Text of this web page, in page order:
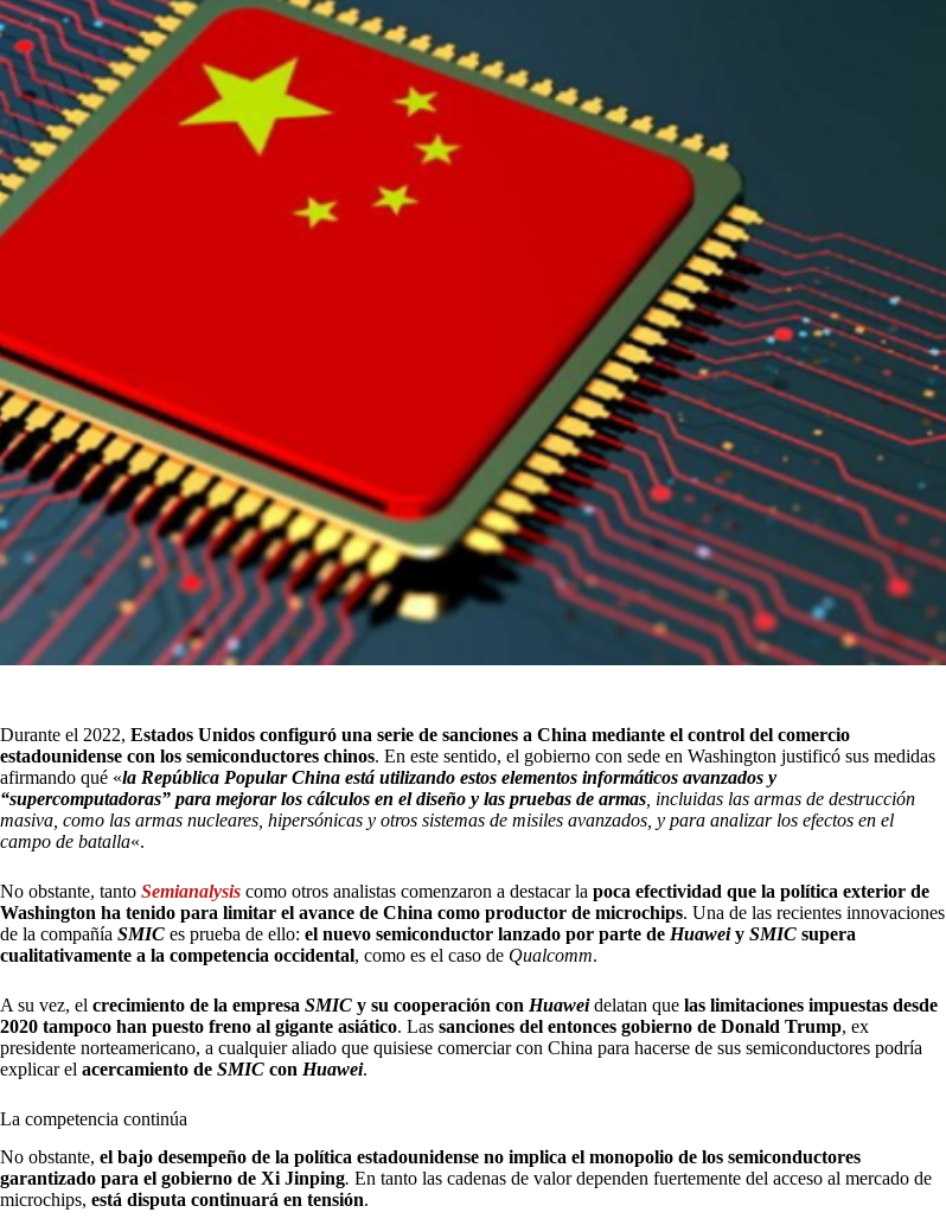
Durante el 2022, Estados Unidos configuró una serie de sanciones a China mediante el control del comercio
estadounidense con los semiconductores chinos. En este sentido, el gobierno con sede en Washington justificó sus medidas
afirmando qué «la República Popular China está utilizando estos elementos informáticos avanzados y
“supercomputadoras” para mejorar los cálculos en el diseño y las pruebas de armas , incluidas las armas de destrucción
masiva, como las armas nucleares, hipersónicas y otros sistemas de misiles avanzados, y para analizar los efectos en el
campo de batalla«.
No obstante, tanto Semianalysis como otros analistas comenzaron a destacar la poca efectividad que la política exterior de
Washington ha tenido para limitar el avance de China como productor de microchips. Una de las recientes innovaciones
de la compañía SMIC es prueba de ello: el nuevo semiconductor lanzado por parte de Huaweiy SMIC supera
cualitativamente a la competencia occidental, como es el caso de Qualcomm.
A su vez, el crecimiento de la empresa SMIC y su cooperación con Huaweidelatan que las limitaciones impuestas desde
2020 tampoco han puesto freno al gigante asiático. Las sanciones del entonces gobierno de Donald Trump, ex
presidente norteamericano, a cualquier aliado que quisiese comerciar con China para hacerse de sus semiconductores podría
explicar el acercamiento de SMIC con Huawei.
La competencia continúa
No obstante, el bajo desempeño de la política estadounidense no implica el monopolio de los semiconductores
garantizado para el gobierno de Xi Jinping. En tanto las cadenas de valor dependen fuertemente del acceso al mercado de
microchips, está disputa continuará en tensión.